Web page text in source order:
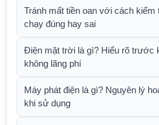
Tránh mất tiền oan với cách kiểm
chạy đúng hay sai
Điện mặt trời là gì? Hiểu rõ trước
không lãng phí
Máy phát điện là gì? Nguyên lý
khi sử dụng